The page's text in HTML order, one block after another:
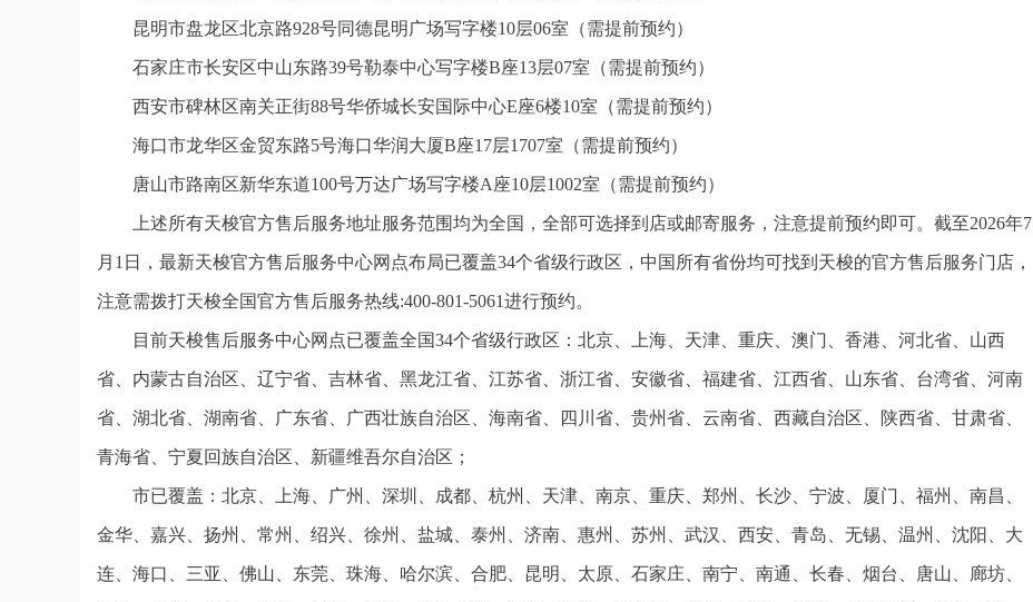
昆明市盘龙区北京路928号同德昆明广场写字楼10层06室（需提前预约）
石家庄市长安区中山东路39号勒泰中心写字楼B座13层07室（需提前预约）
西安市碑林区南关正街88号华侨城长安国际中心E座6楼10室（需提前预约）
海口市龙华区金贸东路5号海口华润大厦B座17层1707室（需提前预约）
唐山市路南区新华东道100号万达广场写字楼A座10层1002室（需提前预约）
上述所有天梭官方售后服务地址服务范围均为全国，全部可选择到店或邮寄服务，注意提前预约即可。截至2026年7
月1日，最新天梭官方售后服务中心网点布局已覆盖34个省级行政区，中国所有省份均可找到天梭的官方售后服务门店，
注意需拨打天梭全国官方售后服务热线:400-801-5061进行预约。
目前天梭售后服务中心网点已覆盖全国34个省级行政区：北京、上海、天津、重庆、澳门、香港、河北省、山西
省、内蒙古自治区、辽宁省、吉林省、黑龙江省、江苏省、浙江省、安徽省、福建省、江西省、山东省、台湾省、河南
省、湖北省、湖南省、广东省、广西壮族自治区、海南省、四川省、贵州省、云南省、西藏自治区、陕西省、甘肃省、
青海省、宁夏回族自治区、新疆维吾尔自治区；
市已覆盖：北京、上海、广州、深圳、成都、杭州、天津、南京、重庆、郑州、长沙、宁波、厦门、福州、南昌、
金华、嘉兴、扬州、常州、绍兴、徐州、盐城、泰州、济南、惠州、苏州、武汉、西安、青岛、无锡、温州、沈阳、大
连、海口、三亚、佛山、东莞、珠海、哈尔滨、合肥、昆明、太原、石家庄、南宁、南通、长春、烟台、唐山、廊坊、